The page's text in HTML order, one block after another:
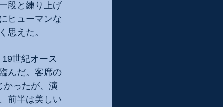
段と練り上げ
ヒューマンな
思えた。
世紀オース
んだ。客席の
かったが、演
前半は美しい